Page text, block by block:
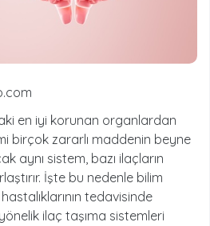
en iyi korunan organlardan
birçok zararlı maddenin beyne
aynı sistem, bazı ilaçların
İşte bu nedenle bilim
tedavisinde
ilaç taşıma sistemleri